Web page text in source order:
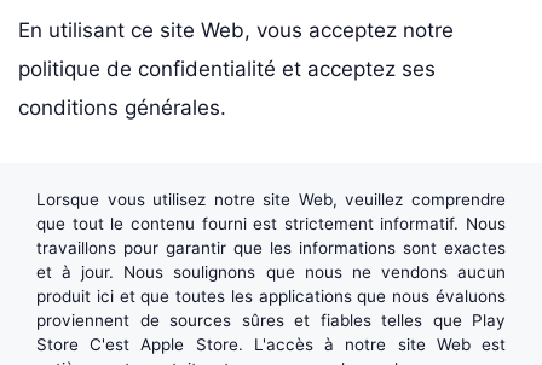
En utilisant ce site Web, vous acceptez notre
politique de confidentialité et acceptez ses
conditions générales.
Lorsque vous utilisez notre site Web, veuillez comprendre
que tout le contenu fourni est strictement informatif. Nous
travaillons pour garantir que les informations sont exactes
et à jour. Nous soulignons que nous ne vendons aucun
produit ici et que toutes les applications que nous évaluons
proviennent de sources sûres et fiables telles que Play
Store C'estApple Store. L'accès à notre site Web est